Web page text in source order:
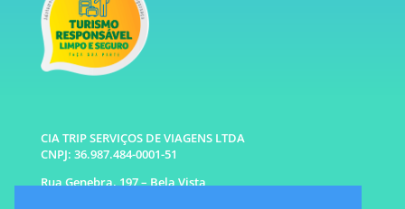
CIA TRIP SERVIÇOS DE VIAGENS LTDA
CNPJ: 36.987.484-0001-51
Rua Genebra, 197 – Bela Vista